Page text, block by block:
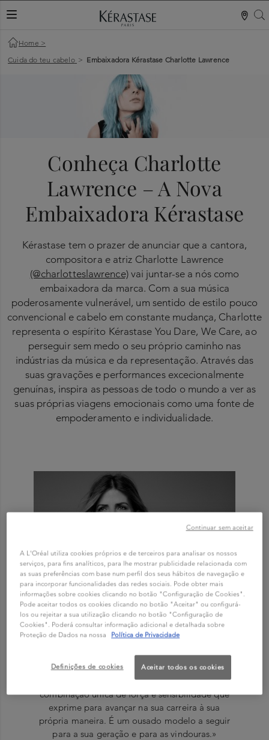
ALTERNAR NAVEGAÇÃO
Home >
Cuida do teu cabelo > Embaixadora Kérastase Charlotte Lawrence
Conheça Charlotte
Lawrence – A Nova
Embaixadora Kérastase
Kérastase tem o prazer de anunciar que a cantora,
compositora e atriz Charlotte Lawrence
(@charlotteslawrence)vai juntar-se a nós como
embaixadora da marca. Com a sua música
poderosamente vulnerável, um sentido de estilo pouco
convencional e cabelo em constante mudança, Charlotte
representa o espírito Kérastase You Dare, We Care, ao
perseguir sem medo o seu próprio caminho nas
indústrias da música e da representação. Através das
suas gravações e performances excecionalmente
genuínas, inspira as pessoas de todo o mundo a ver as
suas próprias viagens emocionais como uma fonte de
empoderamento e individualidade.
«É com muito prazer que dou as boas-vindas a
Charlotte, uma jovem voz e estrela
verdadeiramente promissora, à família Kérastase.
Admiro-a muito pelo seu incrível talento, pelo
poder das suas canções emocionantes, pela
combinação única de força e sensibilidade que
exprime para avançar na sua carreira à sua
própria maneira. É um ousado modelo a seguir
para a sua geração e para as vindouras.»
A L'Oréal utiliza cookies próprios e de terceiros para analisar os nossos
serviços, para fins analíticos, para lhe mostrar publicidade relacionada com
as suas preferências com base num perfil dos seus hábitos de navegação e
para incorporar funcionalidades das redes sociais. Pode obter mais
informações sobre cookies clicando no botão "Configuração de Cookies".
Pode aceitar todos os cookies clicando no botão "Aceitar" ou configurá-
los ou rejeitar a sua utilização clicando no botão "Configuração de
Cookies". Poderá consultar informação adicional e detalhada sobre
Proteção de Dados na nossa
Política de Privacidade
Definições de cookies Aceitar todos os cookies
Continuar sem aceitar